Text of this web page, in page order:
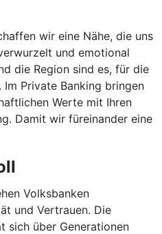
wir eine Nähe, die uns
und emotional
die Region sind es, für die
Private Banking bringen
Werte mit Ihren
Damit wir füreinander eine
Volksbanken
und Vertrauen. Die
sich über Generationen